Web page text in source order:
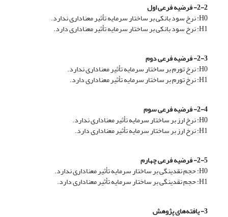
2-2- فرضیه فرعی اول
H0: نرخ سود بانکی بر ساختار سرمایه تأثیر معناداری ندارد.
H1: نرخ سود بانکی بر ساختار سرمایه تأثیر معناداری دارد.
2-3- فرضیه فرعی دوم
H0: نرخ تورم بر ساختار سرمایه تأثیر معناداری ندارد.
H1: نرخ تورم بر ساختار سرمایه تأثیر معناداری دارد.
2-4- فرضیه فرعی سوم
H0: نرخ ارز بر ساختار سرمایه تأثیر معناداری ندارد.
H1: نرخ ارز بر ساختار سرمایه تأثیر معناداری دارد.
2-5- فرضیه فرعی چهارم
H0: حجم نقدینگی بر ساختار سرمایه تأثیر معناداری ندارد.
H1: حجم نقدینگی بر ساختار سرمایه تأثیر معناداری دارد.
3- یافته‌های پژوهش